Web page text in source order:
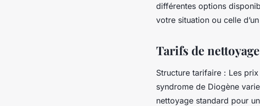
différentes options
votre situation ou celle
Tarifs de
Structure tarifaire : Les
syndrome de Diogène
nettoyage standard pour